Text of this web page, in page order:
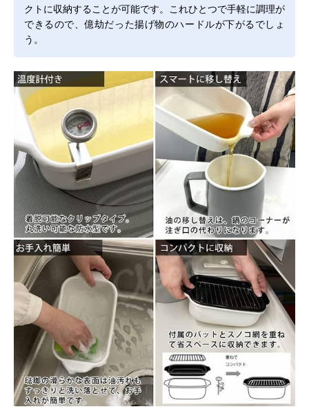
クトに収納することが可能です。これひとつで手軽に調理が
できるので、億劫だった揚げ物のハードルが下がるでしょ
う。